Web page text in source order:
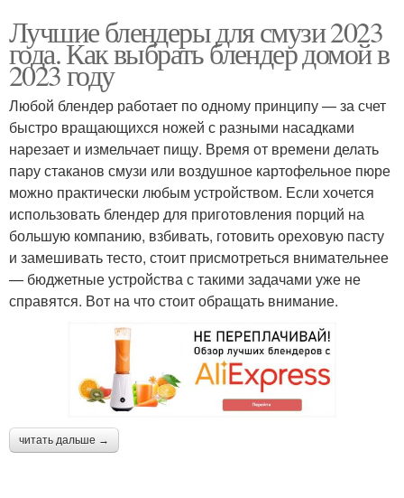
Лучшие блендеры для смузи 2023
года. Как выбрать блендер домой в
2023 году
Любой блендер работает по одному принципу — за счет
быстро вращающихся ножей с разными насадками
нарезает и измельчает пищу. Время от времени делать
пару стаканов смузи или воздушное картофельное пюре
можно практически любым устройством. Если хочется
использовать блендер для приготовления порций на
большую компанию, взбивать, готовить ореховую пасту
и замешивать тесто, стоит присмотреться внимательнее
— бюджетные устройства с такими задачами уже не
справятся. Вот на что стоит обращать внимание.
читать дальше →